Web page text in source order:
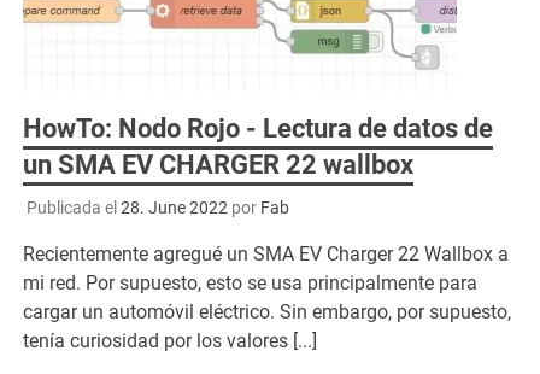
HowTo: Nodo Rojo - Lectura de datos de
un SMA EV CHARGER 22 wallbox
Publicada el 28. June 2022 por Fab
Recientemente agregué un SMA EV Charger 22 Wallbox a
mi red. Por supuesto, esto se usa principalmente para
cargar un automóvil eléctrico. Sin embargo, por supuesto,
tenía curiosidad por los valores [...]